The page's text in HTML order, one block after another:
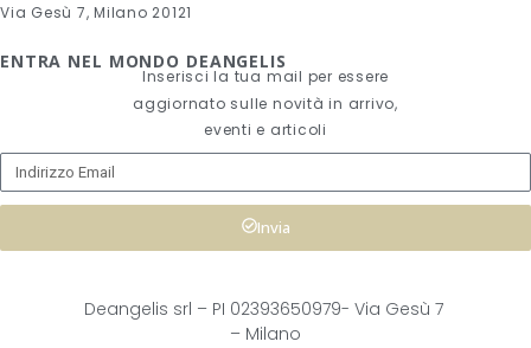
Via Gesù 7, Milano 20121
ENTRA NEL MONDO DEANGELIS
Inserisci la tua mail per essere
aggiornato sulle novità in arrivo,
eventi e articoli
Invia
Deangelis srl – PI 02393650979- Via Gesù 7
– Milano